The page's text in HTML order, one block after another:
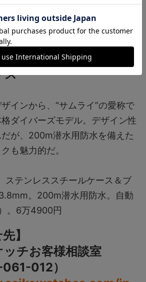
おすすめモデル-
コー）
ス
インから、“サムライ”の愛称で
ダイバーズモデル。デザイン性
が、200m潜水用防水を備えた
も魅力的だ。
ステンレススチールケース＆ブ
。200m潜水用防水。自動
。6万4900円
】
チお客様相談室
012）